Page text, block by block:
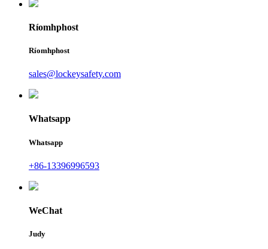
Ríomhphost
Ríomhphost
sales@lockeysafety.com
Whatsapp
Whatsapp
+86-13396996593
WeChat
Judy